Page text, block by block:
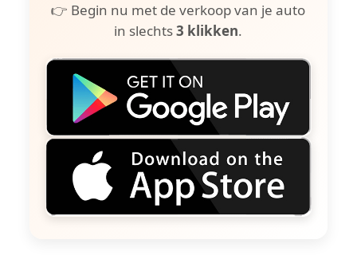
👉 Begin nu met de verkoop van je auto
in slechts3 klikken.